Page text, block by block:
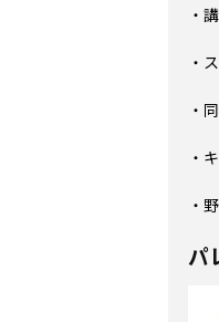
・
・
・
・
・
パ